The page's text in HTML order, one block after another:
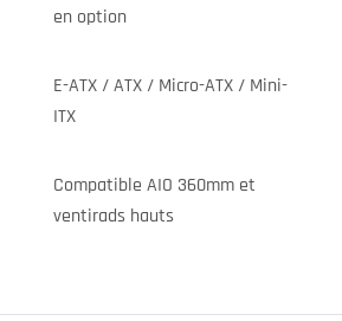
en option
E-ATX / ATX / Micro-ATX / Mini-
ITX
Compatible AIO 360mm et
ventirads hauts